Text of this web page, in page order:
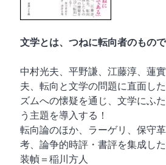
文学とは、つねに転向者のもの
中村光夫、平野謙、江藤淳、蓮
夫、転向と文学の問題に直面し
ズムへの懐疑を通じ、文学にふ
う主題を導入する！
転向論のほか、ラーゲリ、保守
考、論争的時評・書評を集成した
装幀＝稲川方人